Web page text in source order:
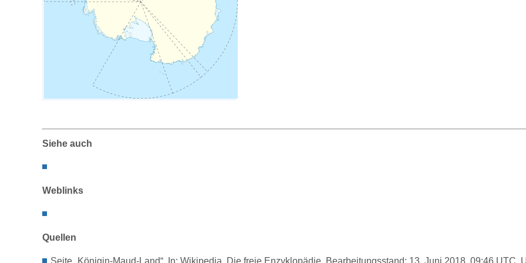
Siehe auch
Weblinks
Quellen
Seite „Königin-Maud-Land“. In: Wikipedia, Die freie Enzyklopädie. Bearbeitungsstand: 13. Juni 2018, 09:46 UTC.